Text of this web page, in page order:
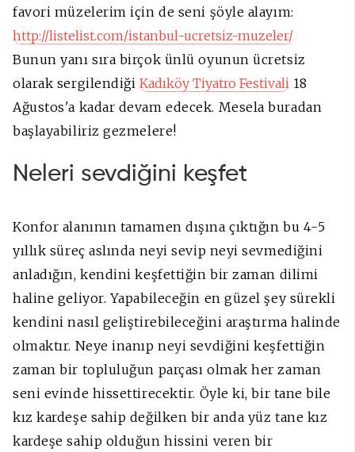
favori müzelerim için de seni şöyle alayım:
http://listelist.com/istanbul-ucretsiz-muzeler/
Bunun yanı sıra birçok ünlü oyunun ücretsiz
olarak sergilendiği Kadıköy Tiyatro Festivali 18
Ağustos'a kadar devam edecek. Mesela buradan
başlayabiliriz gezmelere!
Neleri sevdiğini keşfet
Konfor alanının tamamen dışına çıktığın bu 4-5
yıllık süreç aslında neyi sevip neyi sevmediğini
anladığın, kendini keşfettiğin bir zaman dilimi
haline geliyor. Yapabileceğin en güzel şey sürekli
kendini nasıl geliştirebileceğini araştırma halinde
olmaktır. Neye inanıp neyi sevdiğini keşfettiğin
zaman bir topluluğun parçası olmak her zaman
seni evinde hissettirecektir. Öyle ki, bir tane bile
kız kardeşe sahip değilken bir anda yüz tane kız
kardeşe sahip olduğun hissini veren bir